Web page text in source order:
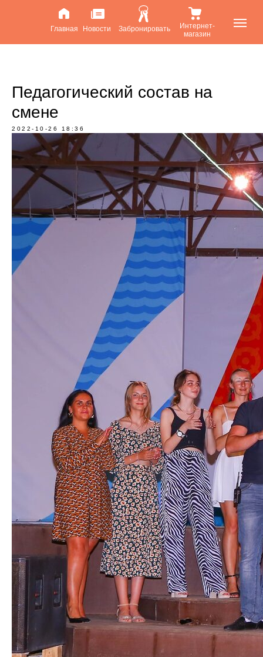
Главная Новости Забронировать
Интернет-
магазин
Педагогический состав на
смене
2022-10-26 18:36